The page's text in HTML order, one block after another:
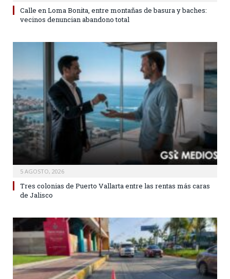
Calle en Loma Bonita, entre montañas de basura y baches:
vecinos denuncian abandono total
5 AGOSTO, 2026
Tres colonias de Puerto Vallarta entre las rentas más caras
de Jalisco